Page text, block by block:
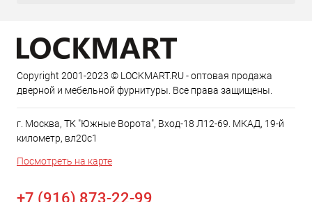
Copyright 2001-2023 © LOCKMART.RU - оптовая продажа
дверной и мебельной фурнитуры. Все права защищены.
г. Москва, ТК "Южные Ворота", Вход-18 Л12-69. МКАД, 19-й
километр, вл20с1
Посмотреть на карте
+7 (916) 873-22-99